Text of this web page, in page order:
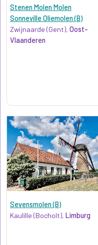
Stenen Molen Molen
Sonneville Oliemolen (B)
Zwijnaarde (Gent), Oost-
Vlaanderen
Sevensmolen (B)
Kaulille (Bocholt), Limburg